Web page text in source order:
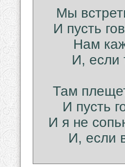
Мы
И пусть
Нам
И, если
Там
И пусть
И я не
И, если